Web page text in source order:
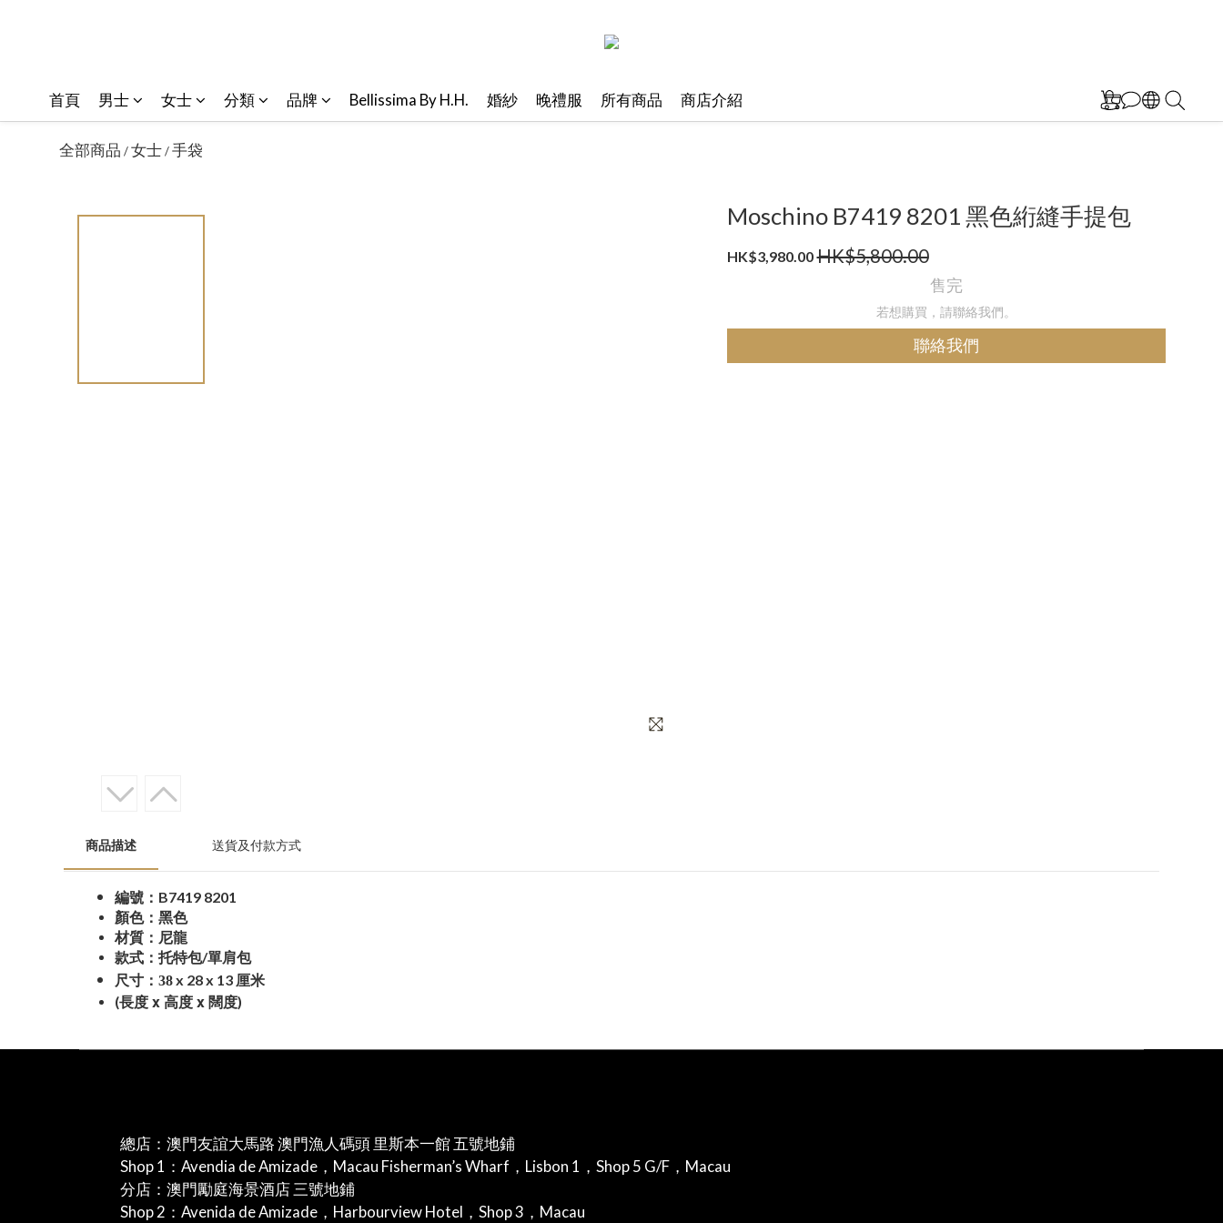
首頁 男士 女士 分類 品牌 Bellissima By H.H. 婚紗 晚禮服 所有商品 商店介紹
全部商品 /女士/手袋
Moschino B7419 8201 黑色絎縫手提包
HK$3,980.00 HK$5,800.00
售完
若想購買，請聯絡我們。
聯絡我們
商品描述 送貨及付款方式
編號： B7419 8201
顏色：黑色
材質：尼龍
款式：托特包/單肩包
尺寸：38x 28 x 13 厘米
(長度 x 高度 x 闊度)
總店：澳門友誼大馬路 澳門漁人碼頭 里斯本一館 五號地鋪
Shop 1：Avendia de Amizade，Macau Fisherman’s Wharf，Lisbon 1，Shop 5 G/F，Macau
分店：澳門勵庭海景酒店 三號地鋪
Shop 2：Avenida de Amizade，Harbourview Hotel，Shop 3，Macau